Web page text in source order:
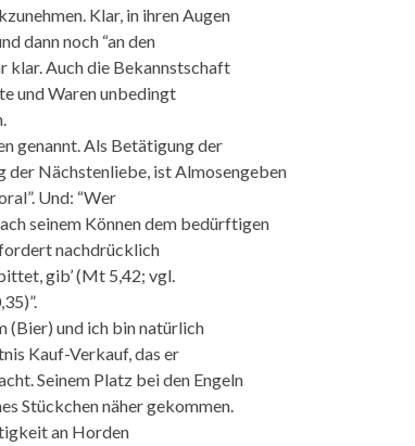
Klar, in ihren Augen
dann noch “an den
klar. Auch die Bekannstschaft
und Waren unbedingt
genannt. Als Betätigung der
Nächstenliebe, ist Almosengeben
Und: “Wer
seinem Können dem bedürftigen
nachdrücklich
gib’ (Mt 5,42; vgl.
(Bier) und ich bin natürlich
Kauf-Verkauf, das er
Seinem Platz bei den Engeln
Stückchen näher gekommen.
an Horden